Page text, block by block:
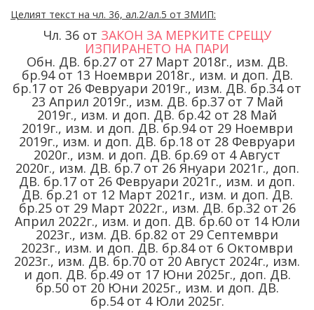
Целият текст на чл. 36, ал.2/ал.5 от ЗМИП:
Чл. 36 от ЗАКОН ЗА МЕРКИТЕ СРЕЩУ
ИЗПИРАНЕТО НА ПАРИ
Обн. ДВ. бр.27от 27 Март 2018г., изм. ДВ.
бр.94от 13 Ноември 2018г., изм. и доп. ДВ.
бр.17 от 26 Февруари 2019г., изм. ДВ. бр.34от
23 Април 2019г., изм. ДВ. бр.37от 7 Май
2019г., изм. и доп. ДВ. бр.42 от 28 Май
2019г., изм. и доп. ДВ. бр.94от 29 Ноември
2019г., изм. и доп. ДВ. бр.18 от 28 Февруари
2020г., изм. и доп. ДВ. бр.69 от 4 Август
2020г., изм. ДВ. бр.7от 26 Януари 2021г., доп.
ДВ. бр.17 от 26 Февруари 2021г., изм. и доп.
ДВ. бр.21 от 12 Март 2021г., изм. и доп. ДВ.
бр.25от 29 Март 2022г., изм. ДВ. бр.32 от 26
Април 2022г., изм. и доп. ДВ. бр.60от 14 Юли
2023г., изм. ДВ. бр.82 от 29 Септември
2023г., изм. и доп. ДВ. бр.84от 6 Октомври
2023г., изм. ДВ. бр.70от 20 Август 2024г., изм.
и доп. ДВ. бр.49от 17 Юни 2025г., доп. ДВ.
бр.50от 20 Юни 2025г., изм. и доп. ДВ.
бр.54от 4 Юли 2025г.